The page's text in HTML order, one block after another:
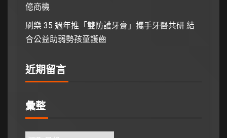
億商機
刷樂 35 週年推「雙防護牙膏」攜手牙醫共研 結
合公益助弱勢孩童護齒
近期留言
彙整